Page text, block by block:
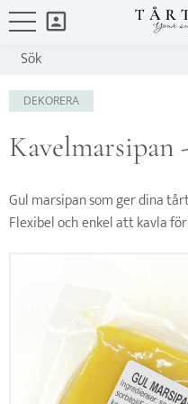
DEKORERA
Kavelmarsipan
Gul marsipan som ger dina
Flexibel och enkel att kavla